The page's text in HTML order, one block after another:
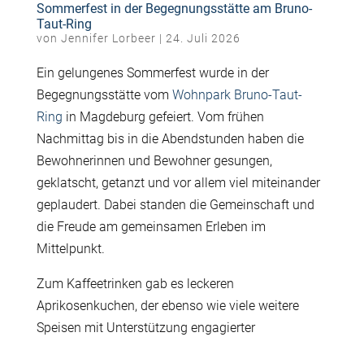
Sommerfest in der Begegnungsstätte am Bruno-
Taut-Ring
von Jennifer Lorbeer | 24. Juli 2026
Ein gelungenes Sommerfest wurde in der
Begegnungsstätte vom Wohnpark Bruno-Taut-
Ring in Magdeburg gefeiert. Vom frühen
Nachmittag bis in die Abendstunden haben die
Bewohnerinnen und Bewohner gesungen,
geklatscht, getanzt und vor allem viel miteinander
geplaudert. Dabei standen die Gemeinschaft und
die Freude am gemeinsamen Erleben im
Mittelpunkt.
Zum Kaffeetrinken gab es leckeren
Aprikosenkuchen, der ebenso wie viele weitere
Speisen mit Unterstützung engagierter